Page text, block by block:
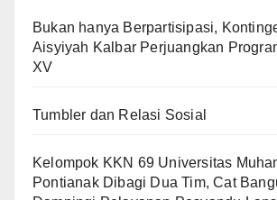
Bukan hanya Berpartisipasi,
Aisyiyah Kalbar Perjuangkan
XV
Tumbler dan Relasi Sosial
Kelompok KKN 69 Universitas
Pontianak Dibagi Dua Tim, Cat